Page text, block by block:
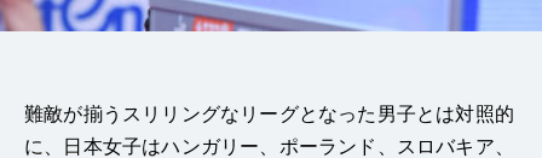
難敵が揃うスリリングなリーグとなった男子とは対照的
に、日本女子はハンガリー、ポーランド、スロバキア、